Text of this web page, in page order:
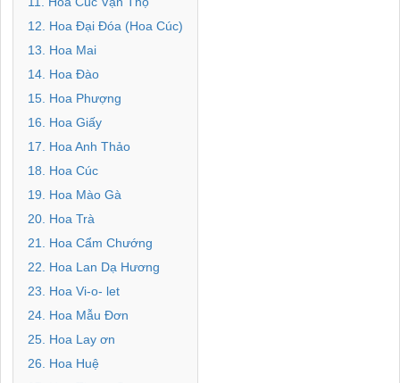
12. Hoa Đại Đóa (Hoa Cúc)
13. Hoa Mai
14. Hoa Đào
15. Hoa Phượng
16. Hoa Giấy
17. Hoa Anh Thảo
18. Hoa Cúc
19. Hoa Mào Gà
20. Hoa Trà
21. Hoa Cẩm Chướng
22. Hoa Lan Dạ Hương
23. Hoa Vi-o- let
24. Hoa Mẫu Đơn
25. Hoa Lay ơn
26. Hoa Huệ